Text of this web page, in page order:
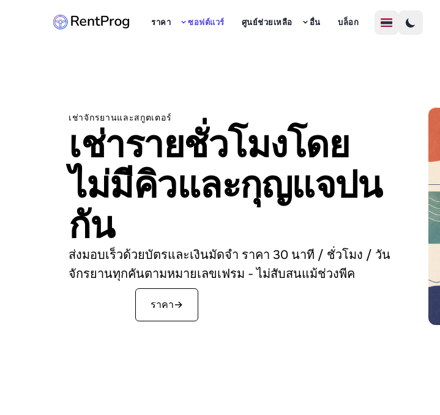
ราคา ซอฟต์แวร์ ศูนย์ช่วยเหลือ อื่น บล็อก
เช่าจักรยานและสกูตเตอร์
เช่ารายชั่วโมงโดย
ไม่มีคิวและกุญแจปน
กัน
ส่งมอบเร็วด้วยบัตรและเงินมัดจำ ราคา 30 นาที / ชั่วโมง / วัน
จักรยานทุกคันตามหมายเลขเฟรม - ไม่สับสนแม้ช่วงพีค
ราคา→